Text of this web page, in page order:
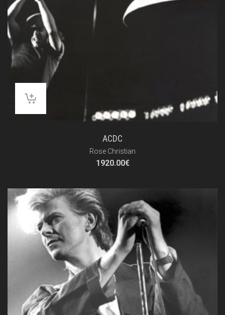
ACDC
Rose Christian
1920.00€